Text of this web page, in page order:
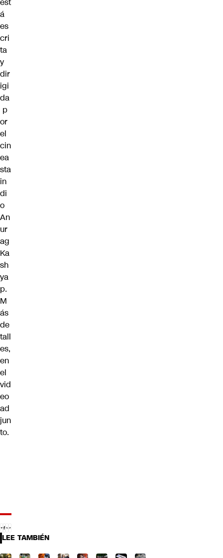
á
es
cri
ta
y
dir
igi
da
p
or
el
cin
ea
sta
in
di
o
An
ur
ag
Ka
sh
ya
p.
M
ás
de
tall
es,
en
el
vid
eo
ad
jun
to.
LEE TAMBIÉN